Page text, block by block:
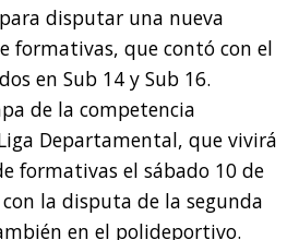
disputar una nueva
formativas, que contó con el
en Sub 14 y Sub 16.
de la competencia
Departamental, que vivirá
formativas el sábado 10 de
la disputa de la segunda
en el polideportivo.